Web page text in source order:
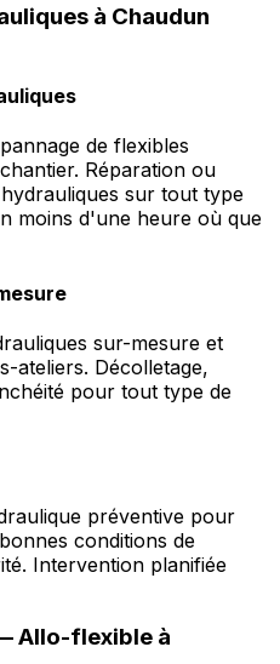
à Chaudun
de flexibles
Réparation ou
sur tout type
moins d'une heure où que
sur-mesure et
ateliers. Décolletage,
pour tout type de
préventive pour
conditions de
Intervention planifiée
Allo-flexible à